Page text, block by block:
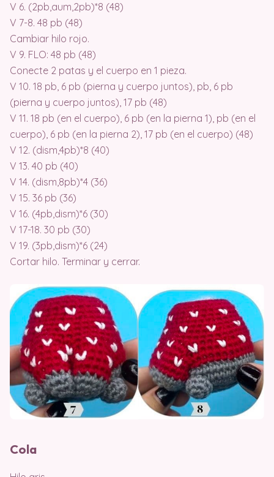
V 6. (2pb,aum,2pb)*8 (48)
V 7-8. 48 pb (48)
Cambiar hilo rojo.
V 9. FLO: 48 pb (48)
Conecte 2 patas y el cuerpo en 1 pieza.
V 10. 18 pb, 6 pb (pierna y cuerpo juntos), pb, 6 pb
(pierna y cuerpo juntos), 17 pb (48)
V 11. 18 pb (en el cuerpo), 6 pb (en la pierna 1), pb (en el
cuerpo), 6 pb (en la pierna 2), 17 pb (en el cuerpo) (48)
V 12. (dism,4pb)*8 (40)
V 13. 40 pb (40)
V 14. (dism,8pb)*4 (36)
V 15. 36 pb (36)
V 16. (4pb,dism)*6 (30)
V 17-18. 30 pb (30)
V 19. (3pb,dism)*6 (24)
Cortar hilo. Terminar y cerrar.
Cola